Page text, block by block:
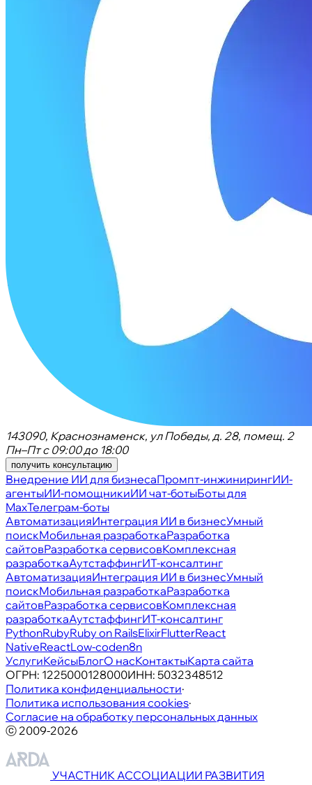
143090, Краснознаменск, ул Победы, д. 28, помещ. 2
Пн–Пт с 09:00 до 18:00
получить консультацию
Внедрение ИИ для бизнесаПромпт-инжинирингИИ-
агентыИИ-помощникиИИ чат-ботыБоты для
MaxТелеграм-боты
АвтоматизацияИнтеграция ИИ в бизнесУмный
поискМобильная разработкаРазработка
сайтовРазработка сервисовКомплексная
разработкаАутстаффингИТ-консалтинг
АвтоматизацияИнтеграция ИИ в бизнесУмный
поискМобильная разработкаРазработка
сайтовРазработка сервисовКомплексная
разработкаАутстаффингИТ-консалтинг
PythonRubyRuby on RailsElixirFlutterReact
NativeReactLow-coden8n
УслугиКейсыБлогО насКонтактыКарта сайта
ОГРН: 1225000128000ИНН: 5032348512
Политика конфиденциальности·
Политика использования cookies·
Согласие на обработку персональных данных
ⓒ 2009-2026
УЧАСТНИК АССОЦИАЦИИ РАЗВИТИЯ